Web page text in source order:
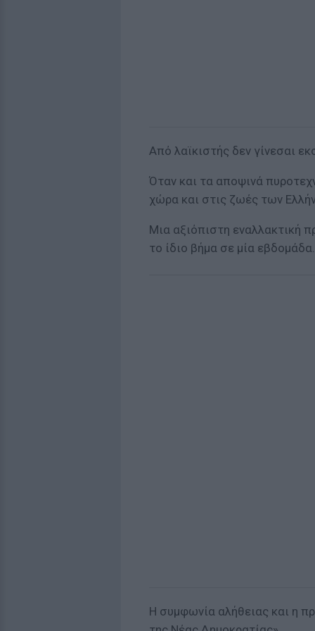
Από λαϊκιστής δεν γίνεσαι
Όταν και τα αποψινά
χώρα και στις ζωές των
Μια αξιόπιστη εναλλακτική
το ίδιο βήμα σε μία εβδομάδα.
Η συμφωνία αλήθειας και η